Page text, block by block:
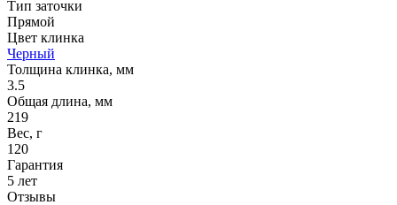
Тип заточки
Прямой
Цвет клинка
Черный
Толщина клинка, мм
3.5
Общая длина, мм
219
Вес, г
120
Гарантия
5 лет
Отзывы